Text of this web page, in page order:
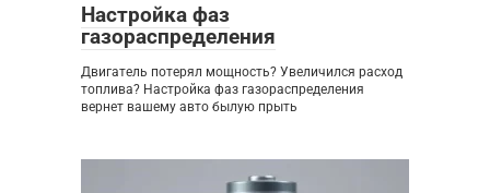
Настройка фаз
газораспределения
Двигатель потерял мощность? Увеличился расход
топлива? Настройка фаз газораспределения
вернет вашему авто былую прыть